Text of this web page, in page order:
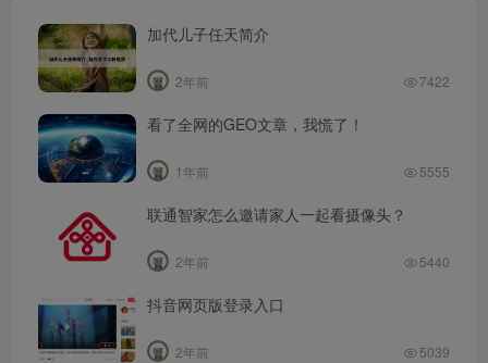
加代儿子任天简介
2年前 7422
看了全网的GEO文章，我慌了！
1年前 5555
联通智家怎么邀请家人一起看摄像头？
2年前 5440
抖音网页版登录入口
2年前 5039